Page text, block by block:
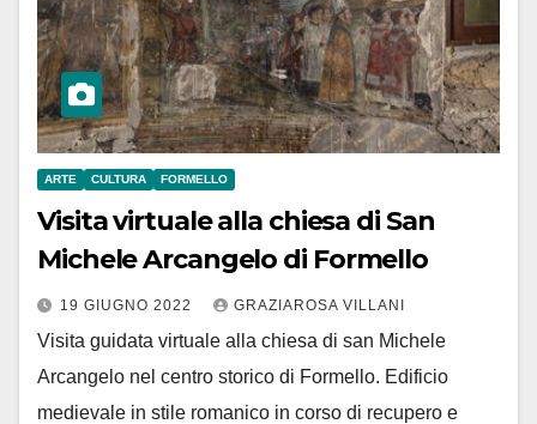
ARTE CULTURA FORMELLO
Visita virtuale alla chiesa di San
Michele Arcangelo di Formello
19 GIUGNO 2022 GRAZIAROSA VILLANI
Visita guidata virtuale alla chiesa di san Michele
Arcangelo nel centro storico di Formello. Edificio
medievale in stile romanico in corso di recupero e